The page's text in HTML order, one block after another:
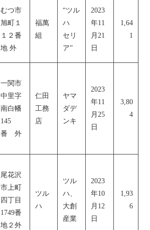
むつ市
旭町１
１２番
地 外
福萬
組
“ツル
ハ
セリ
ア”
2023
年11
月21
日
1,64
1
一関市
中里字
南白幡
145
番 外
仁田
工務
店
ヤマ
ダデ
ンキ
2023
年11
月25
日
3,80
4
尾花沢
市上町
四丁目
1749番
地２外
ツル
ハ
ツル
ハ、
大創
産業
2023
年10
月12
日
1,93
6